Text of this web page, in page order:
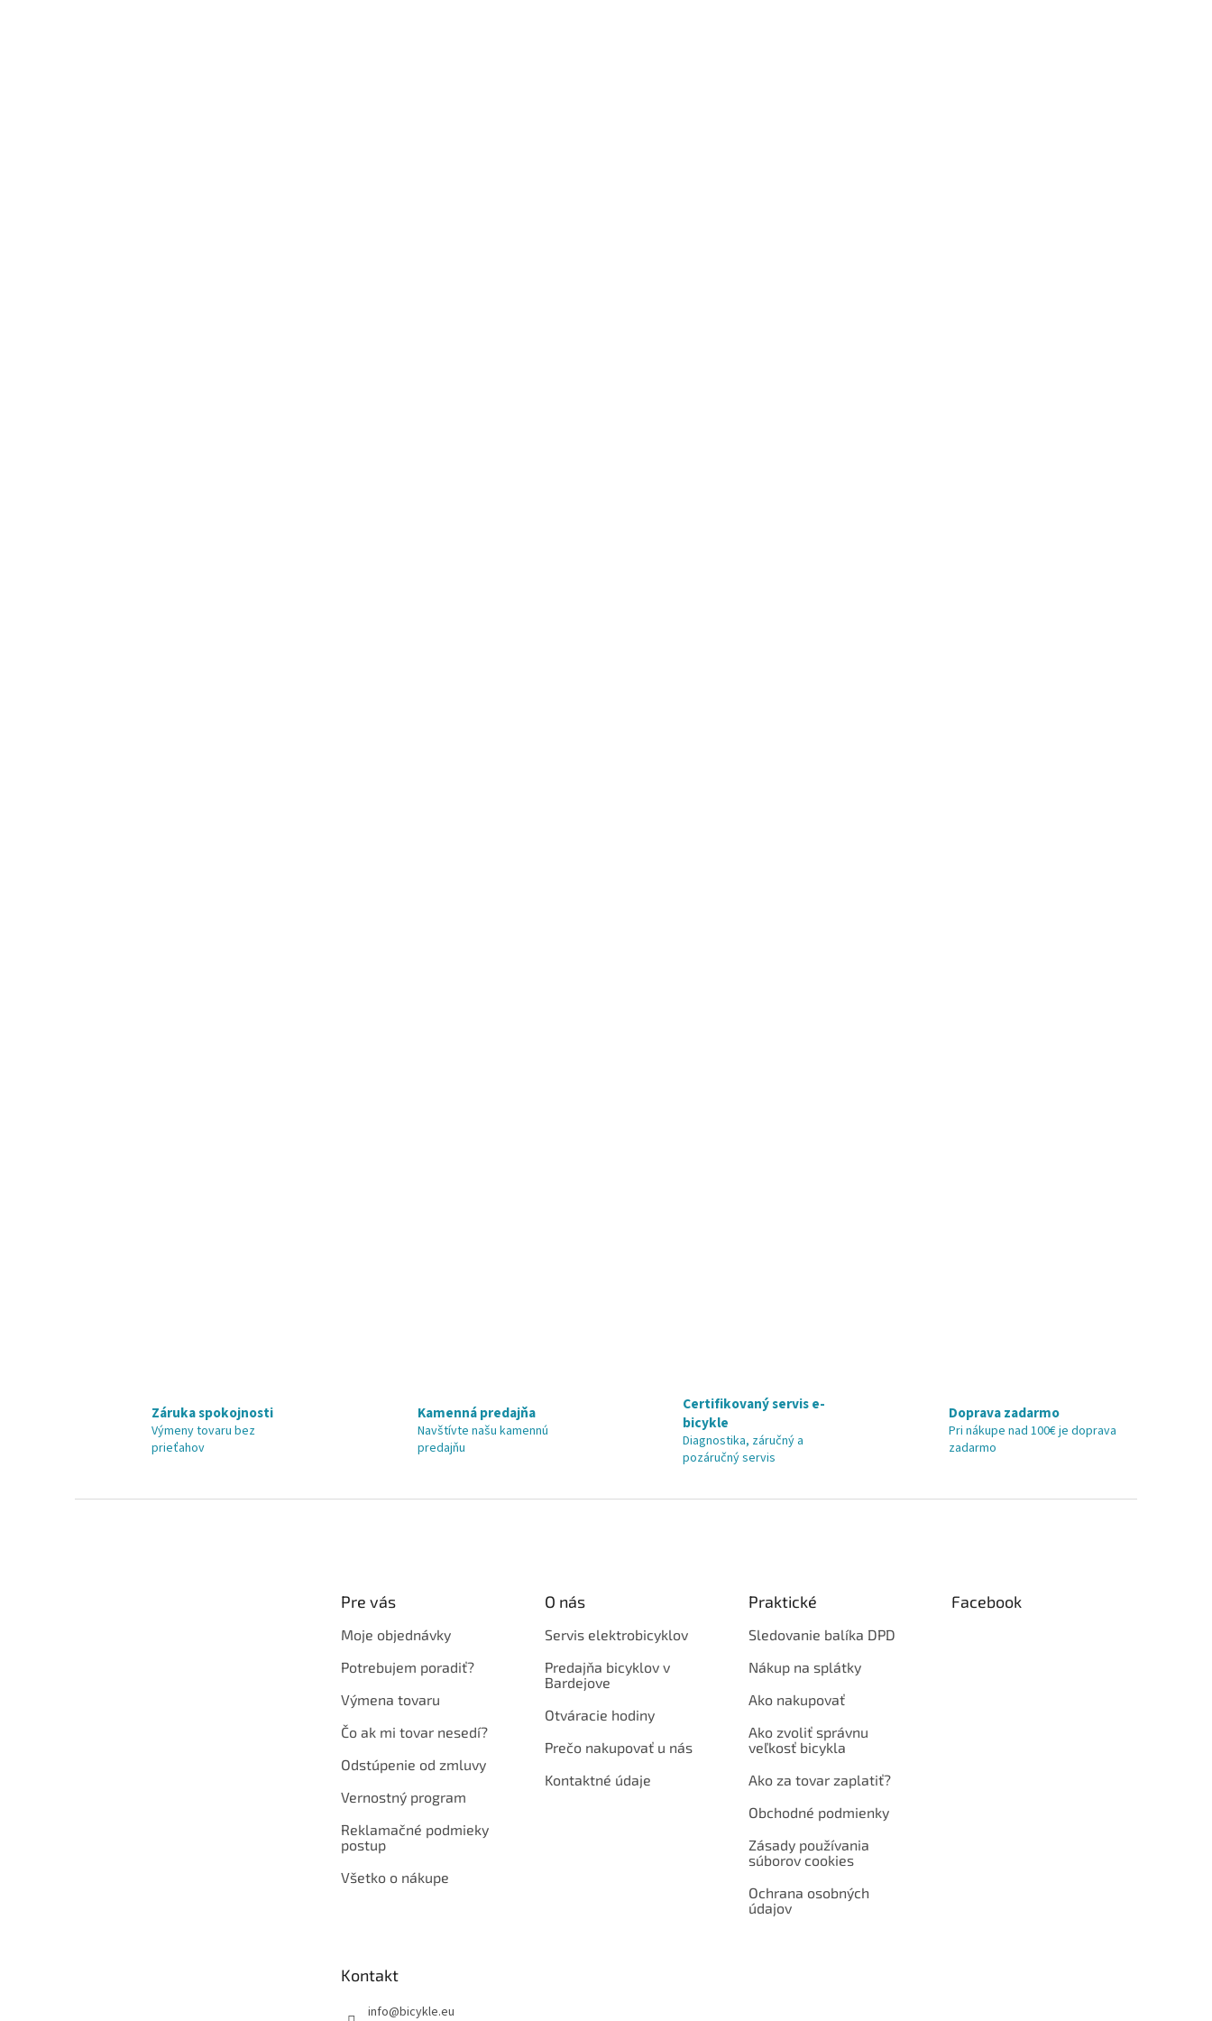
Záruka spokojnosti
Výmeny tovaru bez
prieťahov
Kamenná predajňa
Navštívte našu kamennú
predajňu
Certifikovaný servis e-
bicykle
Diagnostika, záručný a
pozáručný servis
Doprava zadarmo
Pri nákupe nad 100€ je doprava
zadarmo
Pre vás
Moje objednávky
Potrebujem poradiť?
Výmena tovaru
Čo ak mi tovar nesedí?
Odstúpenie od zmluvy
Vernostný program
Reklamačné podmieky
postup
Všetko o nákupe
O nás
Servis elektrobicyklov
Predajňa bicyklov v
Bardejove
Otváracie hodiny
Prečo nakupovať u nás
Kontaktné údaje
Praktické
Sledovanie balíka DPD
Nákup na splátky
Ako nakupovať
Ako zvoliť správnu
veľkosť bicykla
Ako za tovar zaplatiť?
Obchodné podmienky
Zásady používania
súborov cookies
Ochrana osobných
údajov
Facebook
Kontakt
info@bicykle.eu